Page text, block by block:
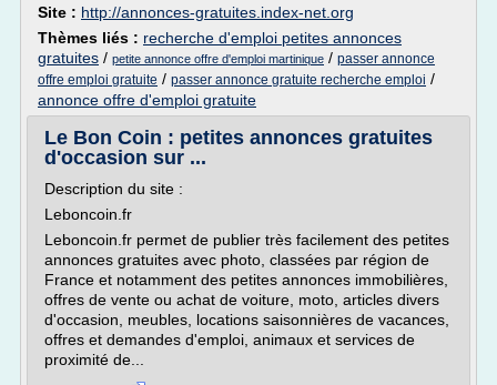
Site : http://annonces-gratuites.index-net.org
Thèmes liés : recherche d'emploi petites annonces
gratuites / petite annonce offre d'emploi martinique / passer annonce
offre emploi gratuite / passer annonce gratuite recherche emploi /
annonce offre d'emploi gratuite
Le Bon Coin : petites annonces gratuites
d'occasion sur ...
Description du site :
Leboncoin.fr
Leboncoin.fr permet de publier très facilement des petites
annonces gratuites avec photo, classées par région de
France et notamment des petites annonces immobilières,
offres de vente ou achat de voiture, moto, articles divers
d'occasion, meubles, locations saisonnières de vacances,
offres et demandes d'emploi, animaux et services de
proximité de...